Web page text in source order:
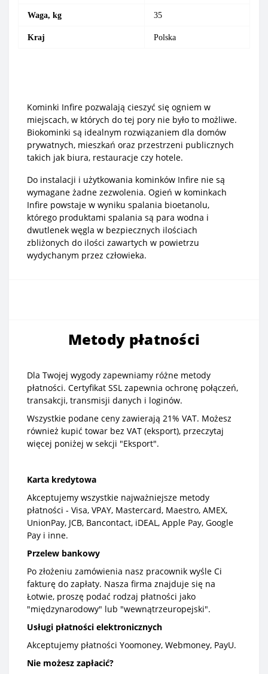
Waga, kg 35
Kraj Polska
Kominki Infire pozwalają cieszyć się ogniem w
miejscach, w których do tej pory nie było to możliwe.
Biokominki są idealnym rozwiązaniem dla domów
prywatnych, mieszkań oraz przestrzeni publicznych
takich jak biura, restauracje czy hotele.
Do instalacji i użytkowania kominków Infire nie są
wymagane żadne zezwolenia. Ogień w kominkach
Infire powstaje w wyniku spalania bioetanolu,
którego produktami spalania są para wodna i
dwutlenek węgla w bezpiecznych ilościach
zbliżonych do ilości zawartych w powietrzu
wydychanym przez człowieka.
Metody płatności
Dla Twojej wygody zapewniamy różne metody
płatności. Certyfikat SSL zapewnia ochronę połączeń,
transakcji, transmisji danych i loginów.
Wszystkie podane ceny zawierają 21% VAT. Możesz
również kupić towar bez VAT (eksport), przeczytaj
więcej poniżej w sekcji "Eksport".
Karta kredytowa
Akceptujemy wszystkie najważniejsze metody
płatności - Visa, VPAY, Mastercard, Maestro, AMEX,
UnionPay, JCB, Bancontact, iDEAL, Apple Pay, Google
Pay i inne.
Przelew bankowy
Po złożeniu zamówienia nasz pracownik wyśle Ci
fakturę do zapłaty. Nasza firma znajduje się na
Łotwie, proszę podać rodzaj płatności jako
"międzynarodowy" lub "wewnątrzeuropejski".
Usługi płatności elektronicznych
Akceptujemy płatności Yoomoney, Webmoney, PayU.
Nie możesz zapłacić?